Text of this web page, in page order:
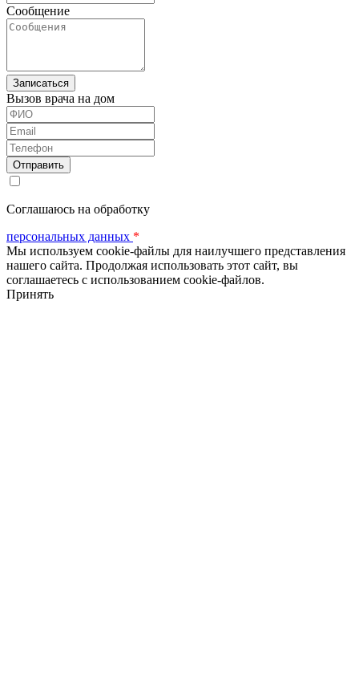
Сообщение
Вызов врача на дом
ФИО
Email
Телефон
Соглашаюсь на обработку
персональных данных *
Мы используем cookie-файлы для наилучшего представления
нашего сайта. Продолжая использовать этот сайт, вы
соглашаетесь с использованием cookie-файлов.
Принять